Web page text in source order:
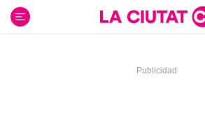
contenido